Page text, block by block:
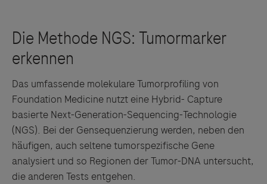
Das umfassende molekulare Tumorprofiling von
Foundation Medicine nutzt eine Hybrid- Capture
basierte Next-Generation-Sequencing-Technologie
(NGS). Bei der Gensequenzierung werden, neben den
häufigen, auch seltene tumorspezifische Gene
analysiert und so Regionen der Tumor-DNA untersucht,
die anderen Tests entgehen.